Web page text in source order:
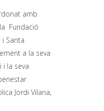
amb
Fundació
i Santa
a la seva
la seva
Jordi Vilana,